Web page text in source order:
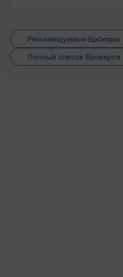
Рекомендуемые Брокеры
Полный список брокеров